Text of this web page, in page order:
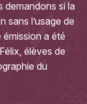
demandons si la
sans l’usage de
a été
élèves de
du